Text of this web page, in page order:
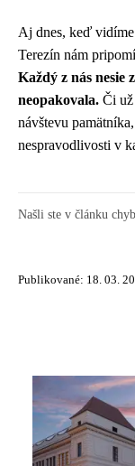
Aj dnes, keď
Terezín nám
Každý z nás nesie
neopakovala. Či
návštevu
nespravodlivosti v
Našli ste v článku
Publikované: 18. 03.